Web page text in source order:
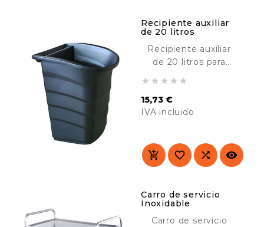
Recipiente auxiliar
de 20 litros
Recipiente auxiliar
de 20 litros para
recogida de
residuos, cubiertos,
residencias, colegios,
etc.
    
15,73 €
IVA incluido
   
Carro de servicio
Inoxidable
Carro de servicio